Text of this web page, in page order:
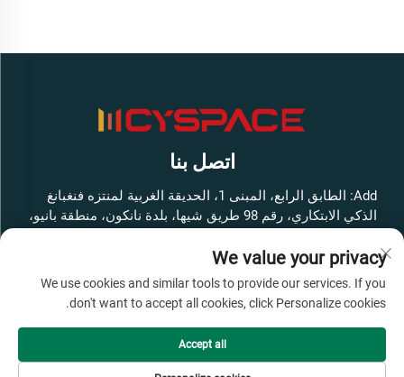
اتصل بنا
Add: الطابق الرابع، المبنى 1، الحديقة الغربية لمنتزه فنغبانغ
الذكي الابتكاري، رقم 98 طريق شيها، بلدة نانكون، منطقة بانيو،
هاتف:+86-13316062192
البريد الإلكتروني:[email protected]
حقوق النشر © شركة قوانغتشو سيسبايس للمعدات الذكية
المحدودة جميع الحقوق محفوظة -سياسة الخصوصية
We value your privacy
We use cookies and similar tools to provide our services. If you
don't want to accept all cookies, click Personalize cookies.
Accept all